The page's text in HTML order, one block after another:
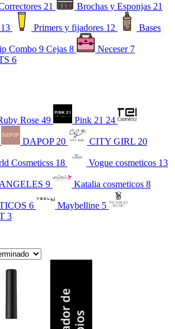
21 Brochas y Esponjas 21
13 Primers y fijadores 12 Bases
Combo 9 Cejas 8 Neceser 7
6
Rose 49 Pink 21 24
DAPOP 20 CITY GIRL 20
Cosmeticss 18 Vogue cosmeticos 13
9 Katalia cosmeticos 8
6 Maybelline 5
3